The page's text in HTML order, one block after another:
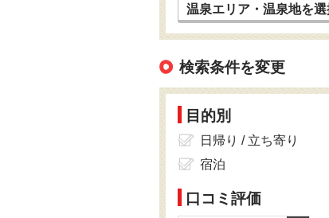
温泉エリア・温泉地を選
検索条件を変更
目的別
日帰り / 立ち寄り
宿泊
口コミ評価